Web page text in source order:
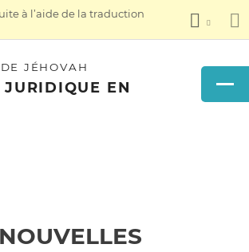
à l’aide de la traduction
JÉHOVAH
EN
NOUVELLES